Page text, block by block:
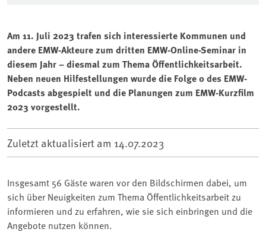
Am 11. Juli 2023 trafen sich interessierte Kommunen und
andere EMW-Akteure zum dritten EMW-Online-Seminar in
diesem Jahr – diesmal zum Thema Öffentlichkeitsarbeit.
Neben neuen Hilfestellungen wurde die Folge 0 des EMW-
Podcasts abgespielt und die Planungen zum EMW-Kurzfilm
2023 vorgestellt.
Zuletzt aktualisiert am 14.07.2023
Insgesamt 56 Gäste waren vor den Bildschirmen dabei, um
sich über Neuigkeiten zum Thema Öffentlichkeitsarbeit zu
informieren und zu erfahren, wie sie sich einbringen und die
Angebote nutzen können.